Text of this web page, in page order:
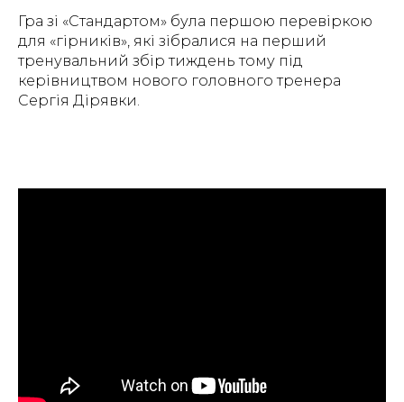
Гра зі «Стандартом» була першою перевіркою
для «гірників», які зібралися на перший
тренувальний збір тиждень тому під
керівництвом нового головного тренера
Сергія Дірявки.